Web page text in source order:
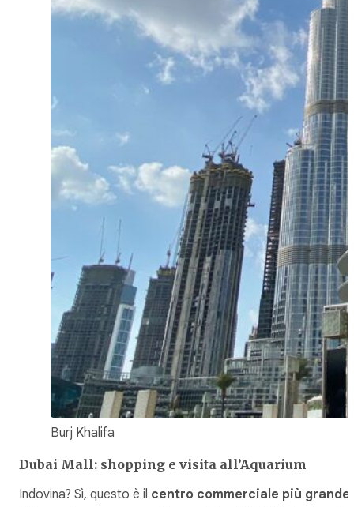
Burj Khalifa
Dubai Mall: shopping e visita all’Aquarium
Indovina? Sì, questo è il centro commerciale più grande